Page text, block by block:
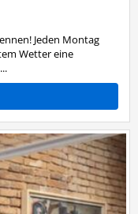
Jeden Montag
Wetter eine